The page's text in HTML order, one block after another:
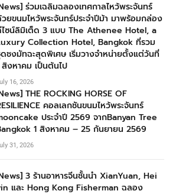
ร่วมเฉลิมฉลองเทศกาลไหว้พระจันทร์
ยขนมไหว้พระจันทร์ประจำปีม้า มาพร้อมกล่อง
ซน์ลิมิเต็ด 3 แบบ The Athenee Hotel, a
Collection Hotel, Bangkok ที่รวม
ชงมัทฉะสุดพิเศษ เริ่มวางจำหน่ายตั้งแต่วันที่
สิงหาคม เป็นต้นไป
16, 2026
THE ROCKING HORSE OF
คอลเลกชันขนมไหว้พระจันทร์
ประจำปี 2569 จากBanyan Tree
1 สิงหาคม – 25 กันยายน 2569
31, 2026
3 ร้านอาหารจีนชั้นนำ XianYuan, Hei
และ Hong Kong Fisherman ฉลอง